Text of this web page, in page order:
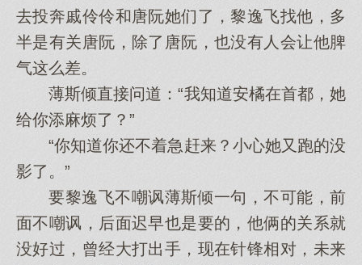
去投奔戚伶伶和唐阮她们了，黎逸飞找他，多
半是有关唐阮，除了唐阮，也没有人会让他脾
气这么差。
薄斯倾直接问道：“我知道安橘在首都，她
给你添麻烦了？”
“你知道你还不着急赶来？小心她又跑的没
影了。”
要黎逸飞不嘲讽薄斯倾一句，不可能，前
面不嘲讽，后面迟早也是要的，他俩的关系就
没好过，曾经大打出手，现在针锋相对，未来